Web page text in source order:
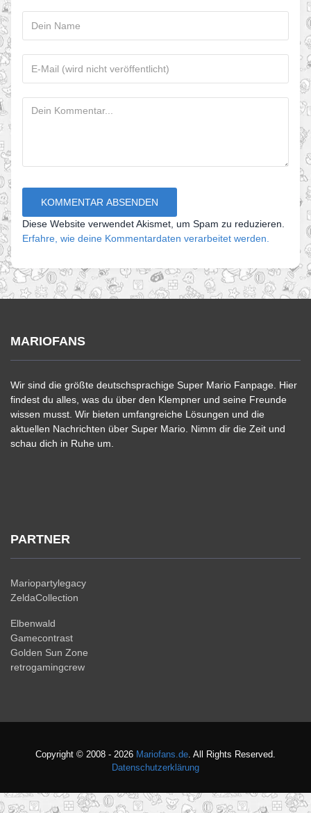
Diese Website verwendet Akismet, um Spam zu reduzieren.
Erfahre, wie deine Kommentardaten verarbeitet werden.
MARIOFANS
Wir sind die größte deutschsprachige Super Mario Fanpage. Hier
findest du alles, was du über den Klempner und seine Freunde
wissen musst. Wir bieten umfangreiche Lösungen und die
aktuellen Nachrichten über Super Mario. Nimm dir die Zeit und
schau dich in Ruhe um.
PARTNER
Mariopartylegacy
ZeldaCollection
Elbenwald
Gamecontrast
Golden Sun Zone
retrogamingcrew
Copyright © 2008 - 2026 Mariofans.de. All Rights Reserved.
Datenschutzerklärung